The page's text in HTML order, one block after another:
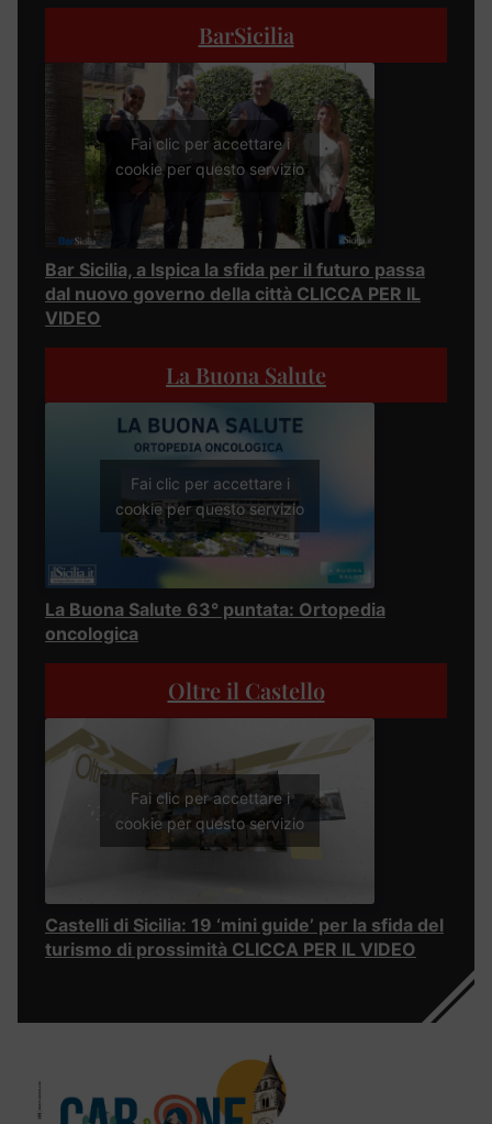
BarSicilia
Fai clic per accettare i
cookie per questo servizio
Bar Sicilia, a Ispica la sfida per il futuro passa
dal nuovo governo della città CLICCA PER IL
VIDEO
La Buona Salute
Fai clic per accettare i
cookie per questo servizio
La Buona Salute 63° puntata: Ortopedia
oncologica
Oltre il Castello
Fai clic per accettare i
cookie per questo servizio
Castelli di Sicilia: 19 ‘mini guide’ per la sfida del
turismo di prossimità CLICCA PER IL VIDEO